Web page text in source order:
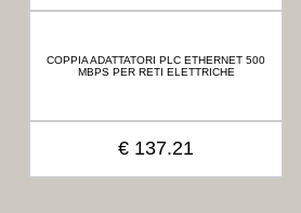
COPPIA ADATTATORI PLC ETHERNET 500
MBPS PER RETI ELETTRICHE
€ 137.21